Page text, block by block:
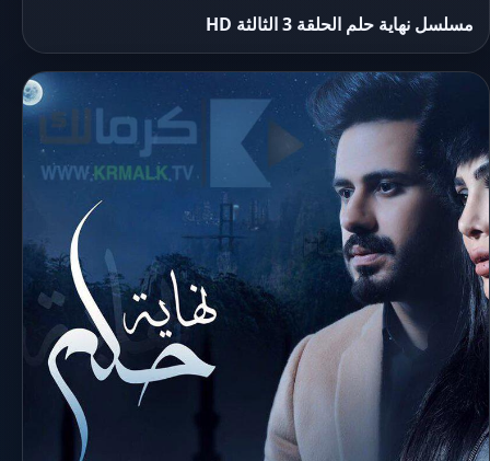
مسلسل نهاية حلم الحلقة 3 الثالثة HD